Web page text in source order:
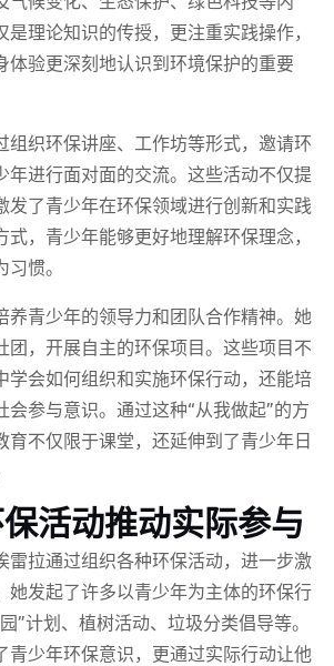
理论知识的传授，更注重实践操作，
体验更深刻地认识到环境保护的重要
组织环保讲座、工作坊等形式，邀请环
年进行面对面的交流。这些活动不仅提
发了青少年在环保领域进行创新和实践
，青少年能够更好地理解环保理念，
惯。
养青少年的领导力和团队合作精神。她
团，开展自主的环保项目。这些项目不
学会如何组织和实施环保行动，还能培
会参与意识。通过这种“从我做起”的方
育不仅限于课堂，还延伸到了青少年日
活动推动实际参与
雷拉通过组织各种环保活动，进一步激
她发起了许多以青少年为主体的环保行
”计划、植树活动、垃圾分类倡导等。
青少年环保意识，更通过实际行动让他